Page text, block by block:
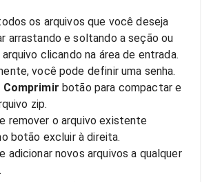
os arquivos que você deseja
arrastando e soltando a seção ou
clicando na área de entrada.
você pode definir uma senha.
Comprimir botão para compactar e
zip.
remover o arquivo existente
botão excluir à direita.
adicionar novos arquivos a qualquer